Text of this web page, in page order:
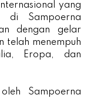
yang
di Sampoerna
dengan gelar
telah menempuh
Eropa, dan
Sampoerna